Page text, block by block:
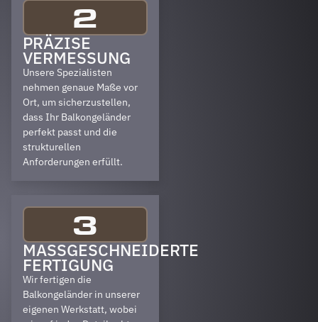
2
PRÄZISE
VERMESSUNG
Unsere Spezialisten
nehmen genaue Maße vor
Ort, um sicherzustellen,
dass Ihr Balkongeländer
perfekt passt und die
strukturellen
Anforderungen erfüllt.
3
MASSGESCHNEIDERTE F
ERTIGUNG
Wir fertigen die
Balkongeländer in unserer
eigenen Werkstatt, wobei